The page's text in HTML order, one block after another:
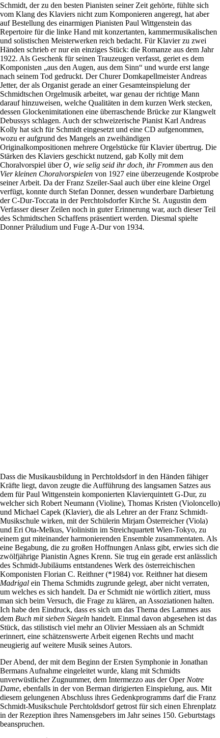
Schmidt, der zu den besten Pianisten seiner Zeit gehörte, fühlte sich
vom Klang des Klaviers nicht zum Komponieren angeregt, hat aber
auf Bestellung des einarmigen Pianisten Paul Wittgenstein das
Repertoire für die linke Hand mit konzertanten, kammermusikalischen
und solistischen Meisterwerken reich bedacht. Für Klavier zu zwei
Händen schrieb er nur ein einziges Stück: die Romanze aus dem Jahr
1922. Als Geschenk für seinen Trauzeugen verfasst, geriet es dem
Komponisten „aus den Augen, aus dem Sinn“ und wurde erst lange
nach seinem Tod gedruckt. Der Churer Domkapellmeister Andreas
Jetter, der als Organist gerade an einer Gesamteinspielung der
Schmidtschen Orgelmusik arbeitet, war genau der richtige Mann
darauf hinzuweisen, welche Qualitäten in dem kurzen Werk stecken,
dessen Glockenimitationen eine überraschende Brücke zur Klangwelt
Debussys schlagen. Auch der schweizerische Pianist Karl Andreas
Kolly hat sich für Schmidt eingesetzt und eine CD aufgenommen,
wozu er aufgrund des Mangels an zweihändigen
Originalkompositionen mehrere Orgelstücke für Klavier übertrug. Die
Stärken des Klaviers geschickt nutzend, gab Kolly mit dem
Choralvorspiel überO, wie selig seid ihr doch, ihr Frommen aus den
Vier kleinen Choralvorspielen von 1927 eine überzeugende Kostprobe
seiner Arbeit. Da der Franz Szeiler-Saal auch über eine kleine Orgel
verfügt, konnte durch Stefan Donner, dessen wunderbare Darbietung
der C-Dur-Toccata in der Perchtolsdorfer Kirche St. Augustin dem
Verfasser dieser Zeilen noch in guter Erinnerung war, auch dieser Teil
des Schmidtschen Schaffens präsentiert werden. Diesmal spielte
Donner Präludium und Fuge A-Dur von 1934.
Dass die Musikausbildung in Perchtoldsdorf in den Händen fähiger
Kräfte liegt, davon zeugte die Aufführung des langsamen Satzes aus
dem für Paul Wittgenstein komponierten Klavierquintett G-Dur, zu
welcher sich Robert Neumann (Violine), Thomas Kristen (Violoncello)
und Michael Capek (Klavier), die als Lehrer an der Franz Schmidt-
Musikschule wirken, mit der Schülerin Mirjam Österreicher (Viola)
und Eri Ota-Melkus, Violinistin im Streichquartett Wien-Tokyo, zu
einem gut miteinander harmonierenden Ensemble zusammentaten. Als
eine Begabung, die zu großen Hoffnungen Anlass gibt, erwies sich die
zwölfjährige Pianistin Agnes Krenn. Sie trug ein gerade erst anlässlich
des Schmidt-Jubiläums entstandenes Werk des österreichischen
Komponisten Florian C. Reithner (*1984) vor. Reithner hat diesem
Madrigal ein Thema Schmidts zugrunde gelegt, aber nicht verraten,
um welches es sich handelt. Da er Schmidt nie wörtlich zitiert, muss
man sich beim Versuch, die Frage zu klären, an Assoziationen halten.
Ich habe den Eindruck, dass es sich um das Thema des Lammes aus
dem Buch mit sieben Siegeln handelt. Einmal davon abgesehen ist das
Stück, das stilistisch viel mehr an Olivier Messiaen als an Schmidt
erinnert, eine schätzenswerte Arbeit eigenen Rechts und macht
neugierig auf weitere Musik seines Autors.
Der Abend, der mit dem Beginn der Ersten Symphonie in Jonathan
Bermans Aufnahme eingeleitet wurde, klang mit Schmidts
unverwüstlicher Zugnummer, dem Intermezzo aus der Oper Notre
Dame, ebenfalls in der von Berman dirigierten Einspielung, aus. Mit
diesem gelungenen Abschluss ihres Gedenkprogramms darf die Franz
Schmidt-Musikschule Perchtoldsdorf getrost für sich einen Ehrenplatz
in der Rezeption ihres Namensgebers im Jahr seines 150. Geburtstags
beanspruchen.